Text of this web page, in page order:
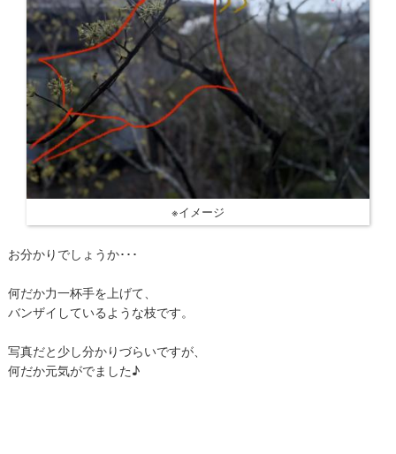
※イメージ
お分かりでしょうか･･･
何だか力一杯手を上げて、
バンザイしているような枝です。
写真だと少し分かりづらいですが、
何だか元気がでました♪